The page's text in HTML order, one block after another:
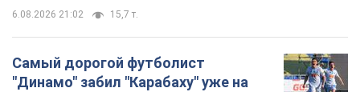
6.08.2026 21:02 15,7 т.
Самый дорогой футболист
"Динамо" забил "Карабаху" уже на